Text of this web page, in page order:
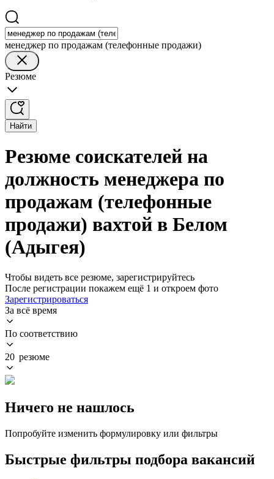
менеджер по продажам (телефонные продажи)
Резюме
Найти
Резюме соискателей на
должность менеджера по
продажам (телефонные
продажи) вахтой в Белом
(Адыгея)
Чтобы видеть все резюме, зарегистрируйтесь
После регистрации покажем ещё 1 и откроем фото
Зарегистрироваться
За всё время
По соответствию
20 резюме
Ничего не нашлось
Попробуйте изменить формулировку или фильтры
Быстрые фильтры подбора вакансий